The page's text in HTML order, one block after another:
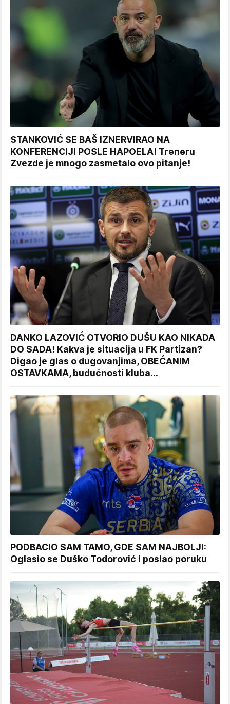
STANKOVIĆ SE BAŠ IZNERVIRAO NA
KONFERENCIJI POSLE HAPOELA! Treneru
Zvezde je mnogo zasmetalo ovo pitanje!
DANKO LAZOVIĆ OTVORIO DUŠU KAO NIKADA
DO SADA! Kakva je situacija u FK Partizan?
Digao je glas o dugovanjima, OBEĆANIM
OSTAVKAMA, budućnosti kluba...
PODBACIO SAM TAMO, GDE SAM NAJBOLJI:
Oglasio se Duško Todorović i poslao poruku